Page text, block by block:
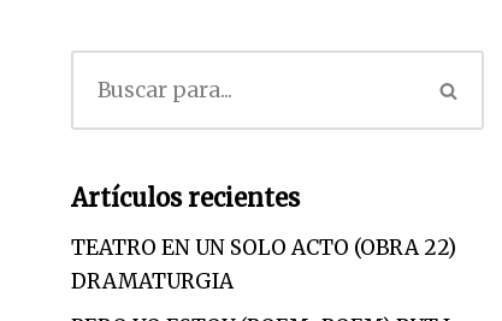
Artículos recientes
TEATRO EN UN SOLO ACTO (OBRA 22)
DRAMATURGIA